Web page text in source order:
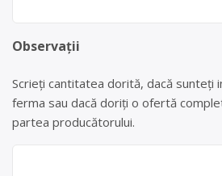
Observații
Scrieți cantitatea dorită, dacă sunteți
ferma sau dacă doriți o ofertă
partea producătorului.